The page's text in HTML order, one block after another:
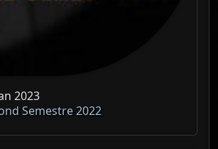
2023
Semestre 2022